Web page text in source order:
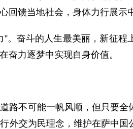
馈当地社会，身体力行展示
。奋斗的人生最美丽，新征
奋力逐梦中实现自身价值。
路不可能一帆风顺，但只要
外交为民理念，维护在萨中